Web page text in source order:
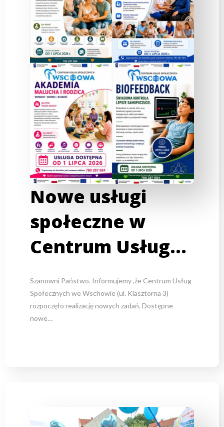
Nowe usługi
społeczne w
Centrum Usług…
Szanowni Państwo. Informujemy ,że Centrum Usług
Społecznych we Wschowie (ul. Klasztorna 3)
rozpoczęło realizację nowych zadań. Dostępne
nowe…